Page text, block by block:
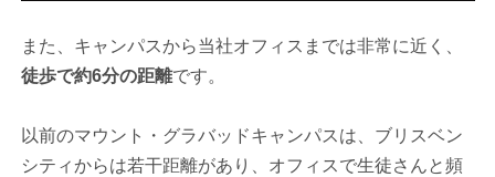
また、キャンパスから当社オフィスまでは非常に近く、
徒歩で約6分の距離です。
以前のマウント・グラバッドキャンパスは、ブリスベン
シティからは若干距離があり、オフィスで生徒さんと頻